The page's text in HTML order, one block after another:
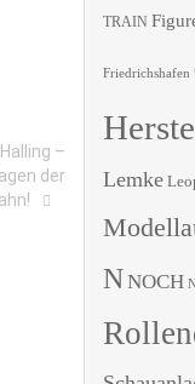
–
der
TRAIN
Friedrichshafen
Lemke
NNOCH